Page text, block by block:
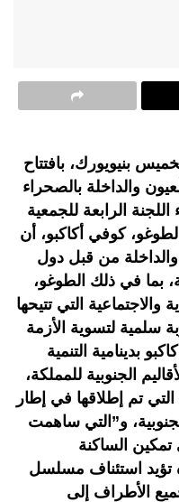
بنيويورك، بافتتاح
والداخلة بالصحراء
الرابعة للجمعية
كوفي أكاكبو، أن
والداخلة من قبل دول
بما في ذلك الطوغو،
التي تتيحها
سلمية لتسوية الأزمة
بدينامية التنمية
الجنوبية للمملكة،
تم إطلاقها في إطار
و”التي ساهمت
الساكنة
تؤيد استئناف مسلسل
الأطراف إلى